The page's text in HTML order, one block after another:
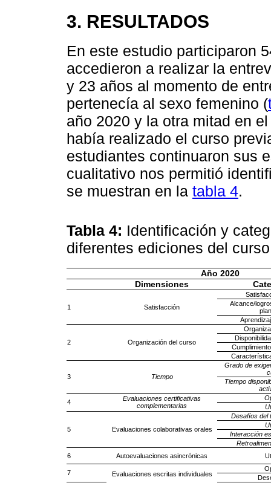
3. RESULTADOS
En este estudio participaron
accedieron a realizar la
y 23 años al momento de
pertenecía al sexo femenino (
año 2020 y la otra mitad en
había realizado el curso
estudiantes continuaron sus
cualitativo nos permitió
se muestran en la tabla 4.
Tabla 4: Identificación y
diferentes ediciones del
Año 2020
Dimensiones
1 Satisfacción
Alcance/
2 Organización del curso
3 Tiempo
Grado de
Tiempo
4
Evaluaciones certificativas
complementarias
5 Evaluaciones colaborativas orales
Desafíos del
Interacción
6
Autoevaluaciones asincrónicas
7 Evaluaciones escritas individuales